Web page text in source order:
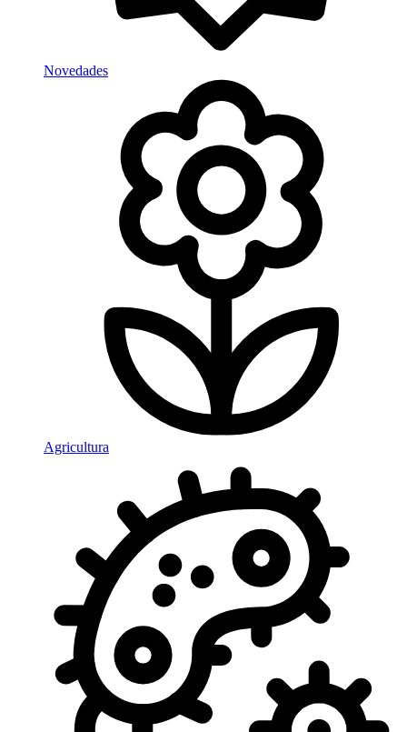
Novedades
Agricultura